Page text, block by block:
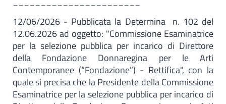
12/06/2026 - Pubblicata la Determina n. 102 del
12.06.2026 ad oggetto: "Commissione Esaminatrice
per la selezione pubblica per incarico di Direttore
della Fondazione Donnaregina per le Arti
Contemporanee (“Fondazione”) - Rettifica", con la
quale si precisa che la Presidente della Commissione
Esaminatrice per la selezione pubblica per incarico di